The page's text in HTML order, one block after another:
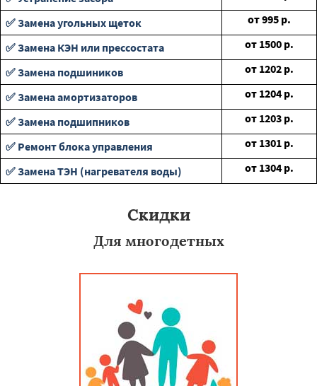
✅ Замена угольных щеток
от995 р.
✅ Замена КЭН или прессостата
от 1500 р.
✅ Замена подшиников
от 1202 р.
✅ Замена амортизаторов
от 1204 р.
✅ Замена подшипников
от 1203 р.
✅ Ремонт блока управления
от 1301 р.
✅ Замена ТЭН (нагревателя воды)
от 1304 р.
Скидки
Для многодетных